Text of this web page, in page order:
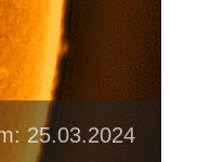
25.03.2024